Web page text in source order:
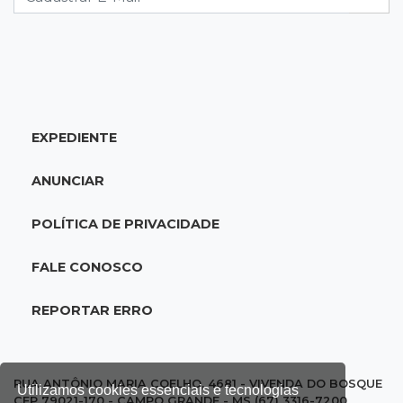
Utilizamos cookies essenciais e tecnologias
20:15Pedro Juan Caballero
ligada a laboratório ilegal
Suspeitos de ocupar avião interceptado pela
cotado a R$ 5,08
EXPEDIENTE
ANUNCIAR
POLÍTICA DE PRIVACIDADE
FALE CONOSCO
REPORTAR ERRO
RUA ANTÔNIO MARIA COELHO, 4681 - VIVENDA DO BOSQUE